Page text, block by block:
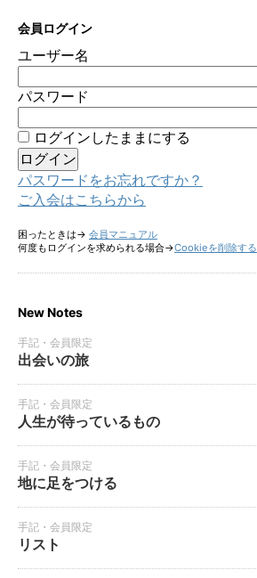
会員ログイン
ユーザー名
パスワード
ログインしたままにする
パスワードをお忘れですか？
ご入会はこちらから
困ったときは→ 会員マニュアル
何度もログインを求められる場合→Cookieを削除する
New Notes
手記・会員限定
出会いの旅
手記・会員限定
人生が待っているもの
手記・会員限定
地に足をつける
手記・会員限定
リスト